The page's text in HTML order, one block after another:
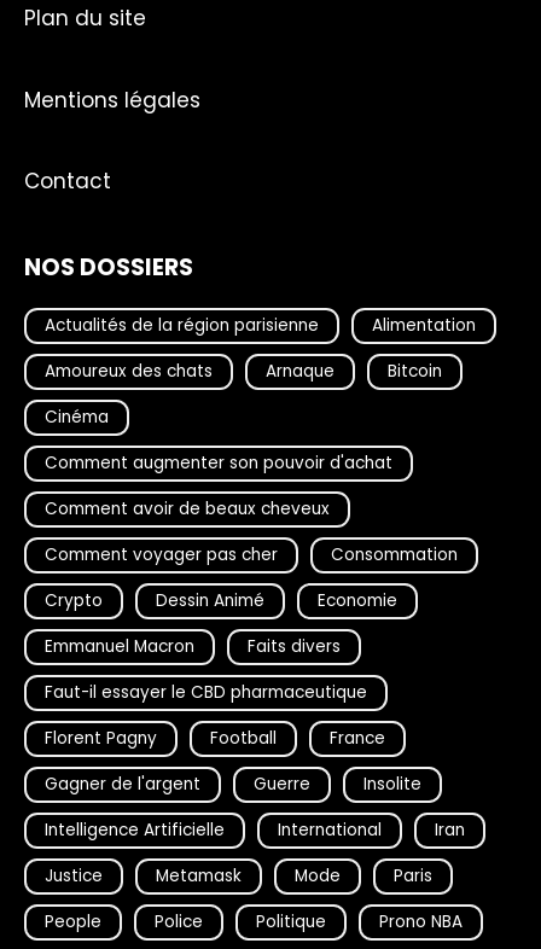
Plan du site
Mentions légales
Contact
NOS DOSSIERS
Actualités de la région parisienne
Alimentation
Amoureux des chats
Arnaque
Bitcoin
Cinéma
Comment augmenter son pouvoir d'achat
Comment avoir de beaux cheveux
Comment voyager pas cher
Consommation
Crypto
Dessin Animé
Economie
Emmanuel Macron
Faits divers
Faut-il essayer le CBD pharmaceutique
Florent Pagny
Football
France
Gagner de l'argent
Guerre
Insolite
Intelligence Artificielle
International
Iran
Justice
Metamask Mode
Paris
People
Police Politique Prono NBA